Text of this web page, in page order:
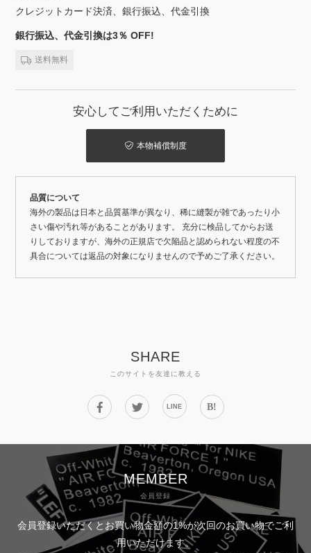
クレジットカード決済、銀行振込、代金引換
銀行振込、代金引換は3％ OFF!
送料無料
安心してご利用いただくために
本物補償制度
品質について
海外の製品は日本と品質基準が異なり、稀に縫製が雑であったり小
さい傷や汚れ等があることがあります。 充分に検品してからお送
りしておりますが、海外の正規店で欠陥品と認められない程度の不
具合については返品の対象になりませんので予めご了承ください。
SHARE
このサイトを友達に教える
LINE B!
MEMBER
会員登録
会員登録いただくとお買い物金額の1%が次回のお買い物でご利
用いただけます。